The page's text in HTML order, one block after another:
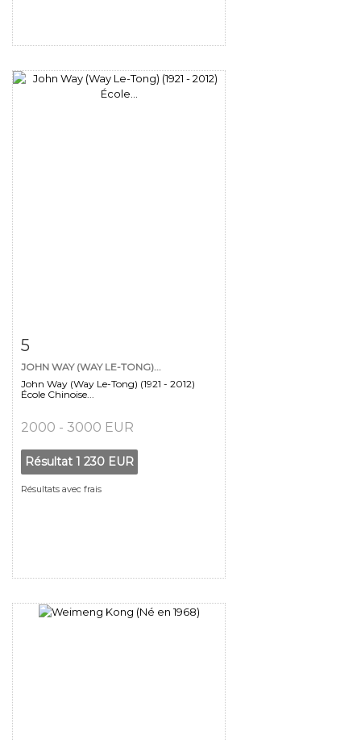
5
JOHN WAY (WAY LE-TONG)...
John Way (Way Le-Tong) (1921 - 2012)
École Chinoise...
2000 - 3000 EUR
Résultat 1 230 EUR
Résultats avec frais